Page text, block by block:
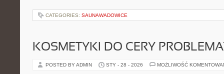
CATEGORIES: SAUNAWADOWICE
KOSMETYKI DO CERY
POSTED BY ADMIN STY - 28 - 2026 MOŻLIWOŚĆ